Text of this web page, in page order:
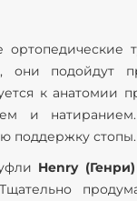
ортопедические
они подойдут
к анатомии
и
поддержку стопы.
Henry (Генри)